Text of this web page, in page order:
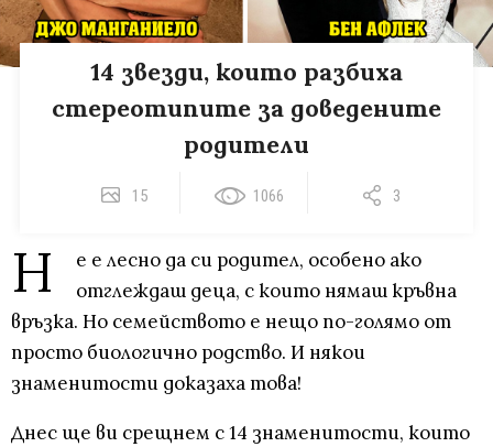
14 звезди, които разбиха
стереотипите за доведените
родители
15 1066 3
Н
е е лесно да си родител, особено ако
отглеждаш деца, с които нямаш кръвна
връзка. Но семейството е нещо по-голямо от
просто биологично родство. И някои
знаменитости доказаха това!
Днес ще ви срещнем с 14 знаменитости, които